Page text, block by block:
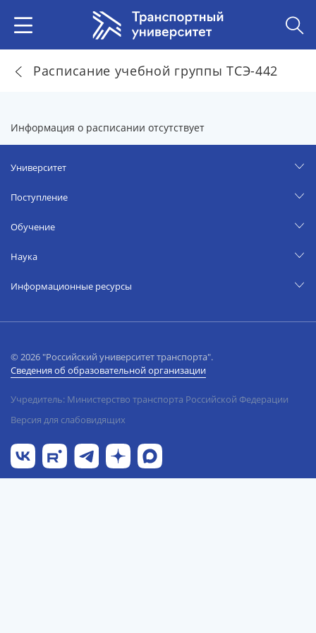
Расписание учебной группы ТСЭ-442
Информация о расписании отсутствует
Университет
Поступление
Обучение
Наука
Информационные ресурсы
© 2026 "Российский университет транспорта".
Сведения об образовательной организации
Учредитель: Министерство транспорта Российской Федерации
Версия для слабовидящих